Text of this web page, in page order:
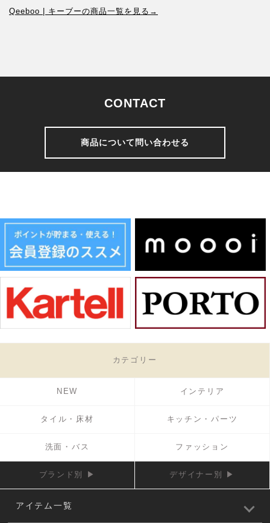
Qeeboo | キーブーの商品一覧を見る→
CONTACT
商品について問い合わせる
カテゴリー
NEW インテリア
タイル・床材 キッチン・パーツ
洗面・バス ファッション
ブランド別 ▶ デザイナー別 ▶
アイテム一覧